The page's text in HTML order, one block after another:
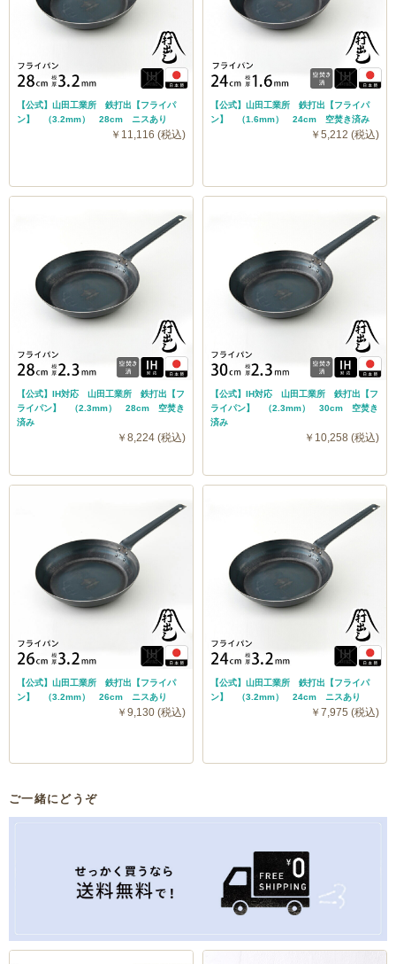
【公式】山田工業所 鉄打出【フライパ
ン】 （3.2mm） 28cm ニスあり
￥11,116 (税込)
【公式】山田工業所 鉄打出【フライパ
ン】 （1.6mm） 24cm 空焚き済み
￥5,212 (税込)
【公式】IH対応 山田工業所 鉄打出【フ
ライパン】 （2.3mm） 28cm 空焚き
済み
￥8,224 (税込)
【公式】IH対応 山田工業所 鉄打出【フ
ライパン】 （2.3mm） 30cm 空焚き
済み
￥10,258 (税込)
【公式】山田工業所 鉄打出【フライパ
ン】 （3.2mm） 26cm ニスあり
￥9,130 (税込)
【公式】山田工業所 鉄打出【フライパ
ン】 （3.2mm） 24cm ニスあり
￥7,975 (税込)
ご一緒にどうぞ